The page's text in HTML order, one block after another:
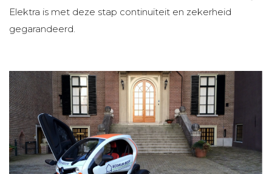
Elektra is met deze stap continuïteit en zekerheid
gegarandeerd.